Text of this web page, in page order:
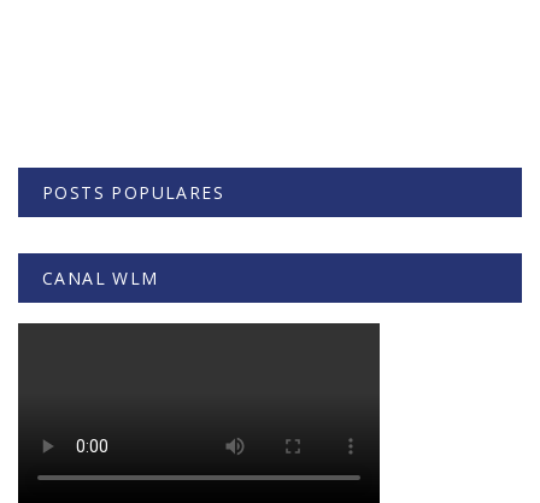
POSTS POPULARES
CANAL WLM